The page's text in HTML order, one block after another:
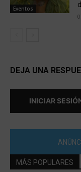
Eventos
DEJA UNA
INICIAR
MÁS POPULARES